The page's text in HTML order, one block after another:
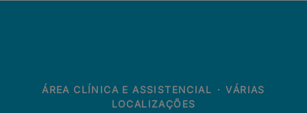
ÁREA CLÍNICA E ASSISTENCIAL · VÁRIAS
LOCALIZAÇÕES